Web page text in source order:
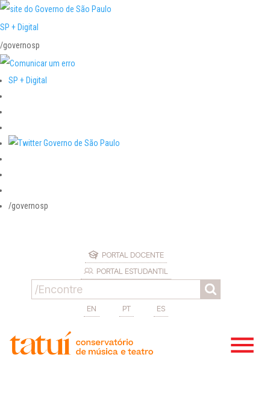
SP + Digital
/governosp
SP + Digital
/governosp
PORTAL DOCENTE
PORTAL ESTUDANTIL
EN PT ES